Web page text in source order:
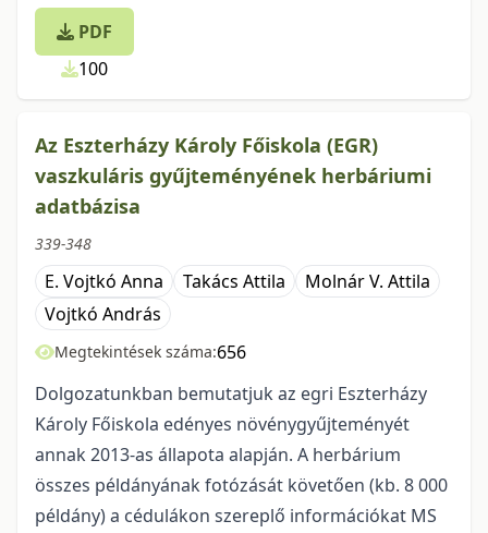
PDF
100
Az Eszterházy Károly Főiskola (EGR)
vaszkuláris gyűjteményének herbáriumi
adatbázisa
339-348
E. Vojtkó Anna Takács Attila
Molnár V. Attila
Vojtkó András
Megtekintések száma:656
Dolgozatunkban bemutatjuk az egri Eszterházy
Károly Főiskola edényes növénygyűjteményét
annak 2013-as állapota alapján. A herbárium
összes példányának fotózását követően (kb. 8 000
példány) a cédulákon szereplő információkat MS